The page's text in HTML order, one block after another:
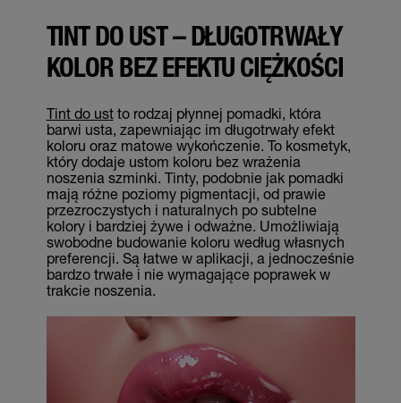
TINT DO UST – DŁUGOTRWAŁY
KOLOR BEZ EFEKTU CIĘŻKOŚCI
Tint do ustto rodzaj płynnej pomadki, która
barwi usta, zapewniając im długotrwały efekt
koloru oraz matowe wykończenie. To kosmetyk,
który dodaje ustom koloru bez wrażenia
noszenia szminki. Tinty, podobnie jak pomadki
mają różne poziomy pigmentacji, od prawie
przezroczystych i naturalnych po subtelne
kolory i bardziej żywe i odważne. Umożliwiają
swobodne budowanie koloru według własnych
preferencji. Są łatwe w aplikacji, a jednocześnie
bardzo trwałe i nie wymagające poprawek w
trakcie noszenia.